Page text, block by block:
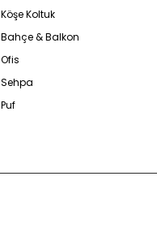
Köşe Koltuk
Bahçe & Balkon
Ofis
Sehpa
Puf